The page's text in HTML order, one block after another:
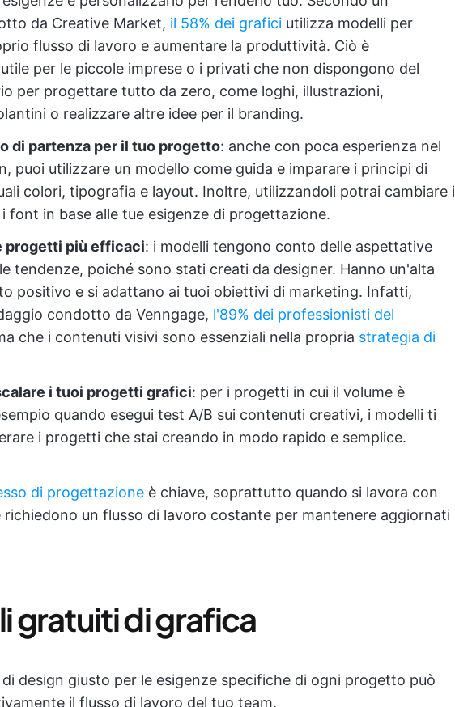
da Creative Market, il 58% dei grafici utilizza modelli per
flusso di lavoro e aumentare la produttività. Ciò è
per le piccole imprese o i privati che non dispongono del
per progettare tutto da zero, come loghi, illustrazioni,
o realizzare altre idee per il branding.
di partenza per il tuo progetto: anche con poca esperienza nel
puoi utilizzare un modello come guida e imparare i principi di
colori, tipografia e layout. Inoltre, utilizzandoli potrai cambiare i
font in base alle tue esigenze di progettazione.
progetti più efficaci: i modelli tengono conto delle aspettative
tendenze, poiché sono stati creati da designer. Hanno un'alta
positivo e si adattano ai tuoi obiettivi di marketing. Infatti,
condotto da Venngage, l'89% dei professionisti del
che i contenuti visivi sono essenziali nella propria strategia di
i tuoi progetti grafici: per i progetti in cui il volume è
quando esegui test A/B sui contenuti creativi, i modelli ti
i progetti che stai creando in modo rapido e semplice.
di progettazione è chiave, soprattutto quando si lavora con
un flusso di lavoro costante per mantenere aggiornati
gratuiti di grafica
design giusto per le esigenze specifiche di ogni progetto può
il flusso di lavoro del tuo team.